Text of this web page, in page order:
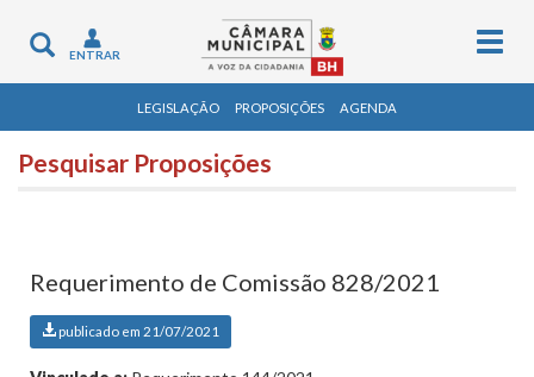
Toggle
navigation
ENTRAR
LEGISLAÇÃO PROPOSIÇÕES AGENDA
Pesquisar Proposições
Requerimento de Comissão 828/2021
publicado em 21/07/2021